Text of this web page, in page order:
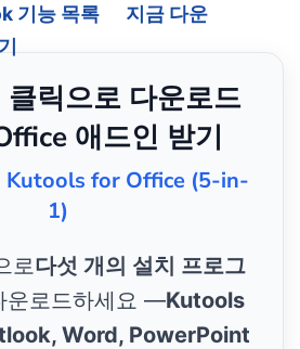
기능 목록
지금 다운
릭으로 다운로드
애드인 받기
Kutools for Office (5-in-
1)
로다섯 개의 설치 프로그
운로드하세요 —Kutools
Word, PowerPoint